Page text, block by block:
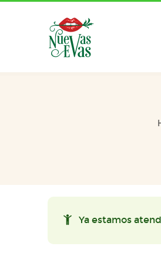
Ya estamos